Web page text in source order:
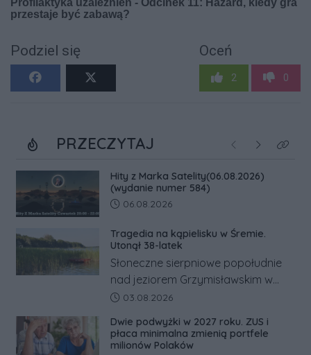
Podziel się Oceń
2 0
PRZECZYTAJ Poprzednie
NastępneKliknij
Hity z Marka Satelity(06.08.2026)
(wydanie numer 584)
Data dodania artykułu:
06.08.2026
Tragedia na kąpielisku w Śremie.
Utonął 38-latek
Słoneczne sierpniowe popołudnie
nad jeziorem Grzymisławskim w
powiecie śremskim zakończyło się
odwrócić nawet natychmiastowe
działania służb ratunkowych.
Data dodania artykułu:
03.08.2026
Dwie podwyżki w 2027 roku. ZUS i
płaca minimalna zmienią portfele
milionów Polaków